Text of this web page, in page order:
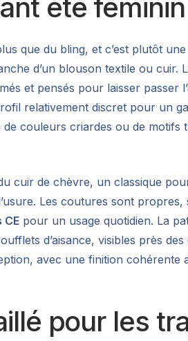
été
que du bling, et c’est plutôt
d’un blouson textile ou
et pensés pour laisser passer
relativement discret pour un
couleurs criardes ou de
cuir de chèvre, un classique
Les coutures sont
CE pour un usage quotidien. La
d’aisance, visibles près
avec une finition
pour les